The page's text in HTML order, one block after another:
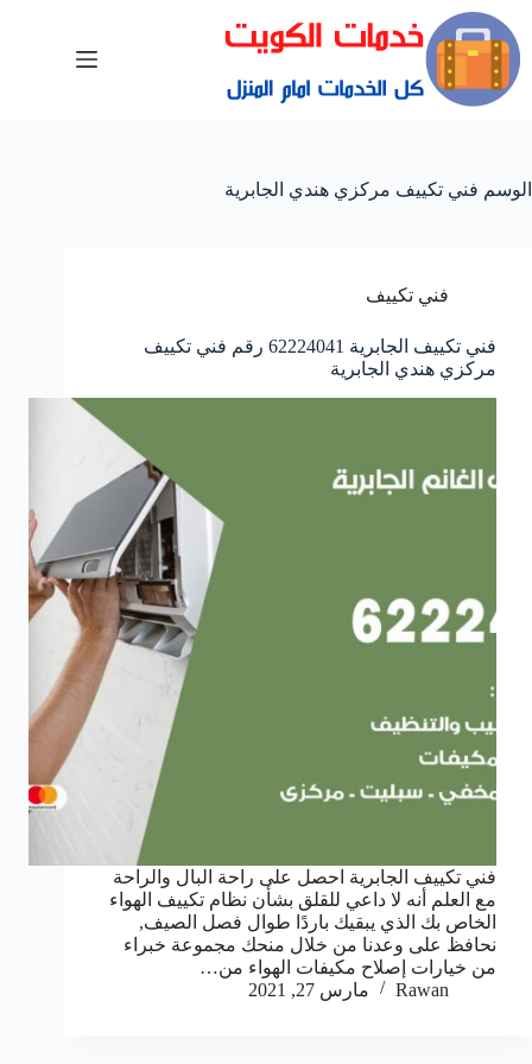
الوسم فني تكييف مركزي هندي الجابرية
فني تكييف
فني تكييف الجابرية 62224041 رقم فني تكييف
مركزي هندي الجابرية
فني تكييف الجابرية احصل على راحة البال والراحة
مع العلم أنه لا داعي للقلق بشأن نظام تكييف الهواء
الخاص بك الذي يبقيك باردًا طوال فصل الصيف,
نحافظ على وعدنا من خلال منحك مجموعة خبراء
من خيارات إصلاح مكيفات الهواء من…
Rawan
مارس 27, 2021